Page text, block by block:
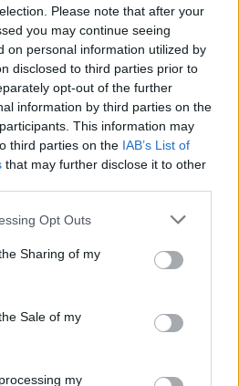
Please note that after your
you may continue seeing
on personal information utilized by
disclosed to third parties prior to
opt-out of the further
information by third parties on the
This information may
third parties on the IAB’s List of
that may further disclose it to other
app uses one or more Google
usage behaviour. You may click to
and its third-party tags to
purposes in below Google
Opt Outs
Sharing of my
Sale of my
my
για τους οποίους πρέπει να
του Κώστα Αχιλλέα
προκειμένου να
εξέταση ώστε ο Κώστας
στη δικαιοσύνη, μετά από
ή θα συνεχίσει τη
των Τεμπών;